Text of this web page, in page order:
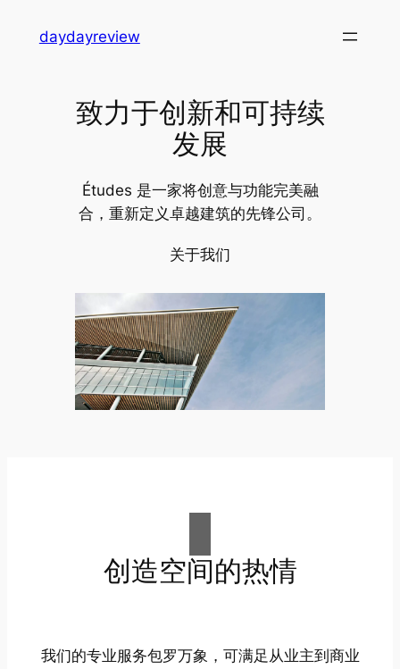
daydayreview
致力于创新和可持续
发展
Études 是一家将创意与功能完美融
合，重新定义卓越建筑的先锋公司。
关于我们
创造空间的热情
我们的专业服务包罗万象，可满足从业主到商业